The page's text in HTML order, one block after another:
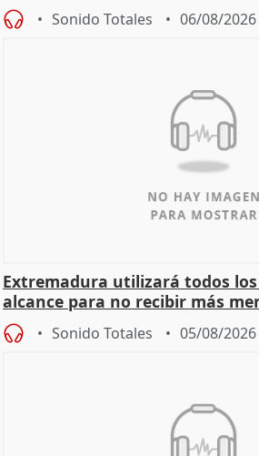
Sonido Totales 06/08/2026
Extremadura utilizará todos
alcance para no recibir más
Sonido Totales 05/08/2026